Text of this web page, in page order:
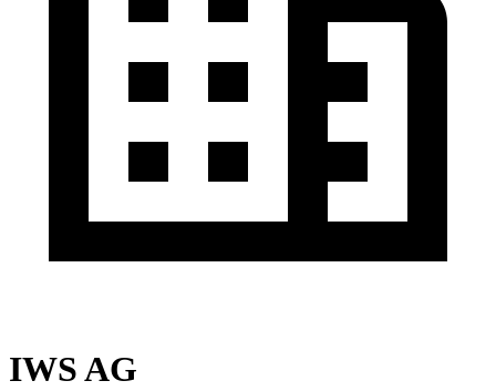
IWS AG